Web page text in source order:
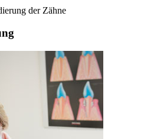
der Zähne